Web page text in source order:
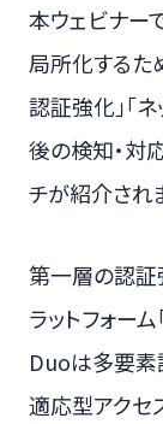
本ウェビナー
局所化するた
認証強化」「
後の検知・対
チが紹介され
第一層の認証
ラットフォー
Duoは多要素
適応型アクセ